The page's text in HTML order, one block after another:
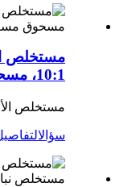
مستخلص
10:1، مسحوق مستخلص الأقحوان
مستخلص
سؤال